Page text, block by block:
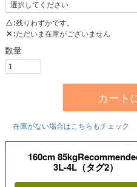
△ 残りわずかです。
✕ ただいま在庫がございません
カート
在庫がない場合はこちらもチェック
160cm
3L-4L（タグ2）